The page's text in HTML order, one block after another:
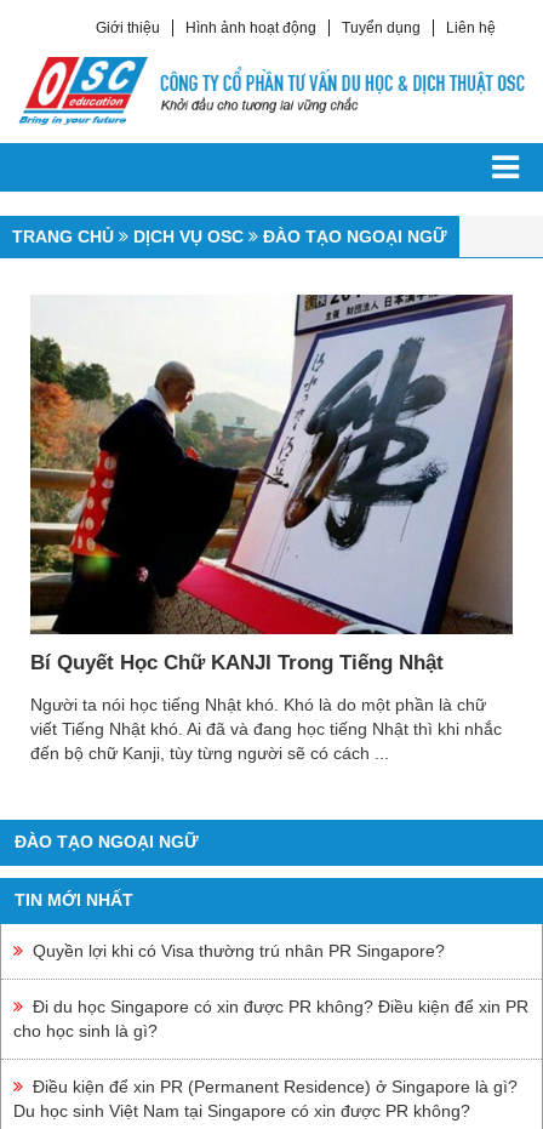
Giới thiệu Hình ảnh hoạt động Tuyển dụng Liên hệ
TRANG CHỦ DỊCH VỤ OSC ĐÀO TẠO NGOẠI NGỮ
Bí Quyết Học Chữ KANJI Trong Tiếng Nhật
Người ta nói học tiếng Nhật khó. Khó là do một phần là chữ
viết Tiếng Nhật khó. Ai đã và đang học tiếng Nhật thì khi nhắc
đến bộ chữ Kanji, tùy từng người sẽ có cách ...
ĐÀO TẠO NGOẠI NGỮ
TIN MỚI NHẤT
Quyền lợi khi có Visa thường trú nhân PR Singapore?
Đi du học Singapore có xin được PR không? Điều kiện để xin PR
cho học sinh là gì?
Điều kiện để xin PR (Permanent Residence) ở Singapore là gì?
Du học sinh Việt Nam tại Singapore có xin được PR không?
TRANG CHỦ
Du Học Châu Á
Du Học Hàn Quốc
Du Học Trung Quốc
Du Học Singapore
Du Học Philippines
Du Học Đài Loan
Du Học Nhật Bản
Du Học Châu Âu
Du Học Ailen
Du Học Thụy Sỹ
Du Học Hà Lan
Du Học Pháp
Du Học Đan Mạch
Du Học Anh
Du Học Nam Phi
Du Học Châu Úc
Du Học Newzealand
Du Học Úc
Du Học Châu Mỹ
Du Học Canada
Du Học Mỹ
LUYỆN THI CÔNG LẬP